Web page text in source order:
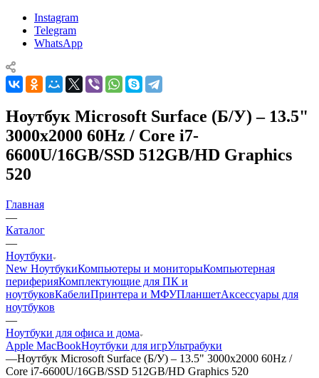
Instagram
Telegram
WhatsApp
Ноутбук Microsoft Surface (Б/У) – 13.5"
3000x2000 60Hz / Core i7-
6600U/16GB/SSD 512GB/HD Graphics
520
Главная
—
Каталог
—
Ноутбуки
New НоутбукиКомпьютеры и мониторыКомпьютерная
периферияКомплектующие для ПК и
ноутбуковКабелиПринтера и МФУПланшетАксессуары для
ноутбуков
—
Ноутбуки для офиса и дома
Apple MacBookНоутбуки для игрУльтрабуки
—Ноутбук Microsoft Surface (Б/У) – 13.5" 3000x2000 60Hz /
Core i7-6600U/16GB/SSD 512GB/HD Graphics 520